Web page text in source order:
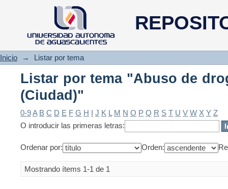
Listar por tema "Abuso de
Inicio → Listar por tema
Listar por tema "Abuso de
(Ciudad)"
0-9A B C D E F G H I J K L M N O P Q R S T U V W X Y Z
O introducir las primeras letras:
Ordenar por: Orden:
Mostrando ítems 1-1 de 1